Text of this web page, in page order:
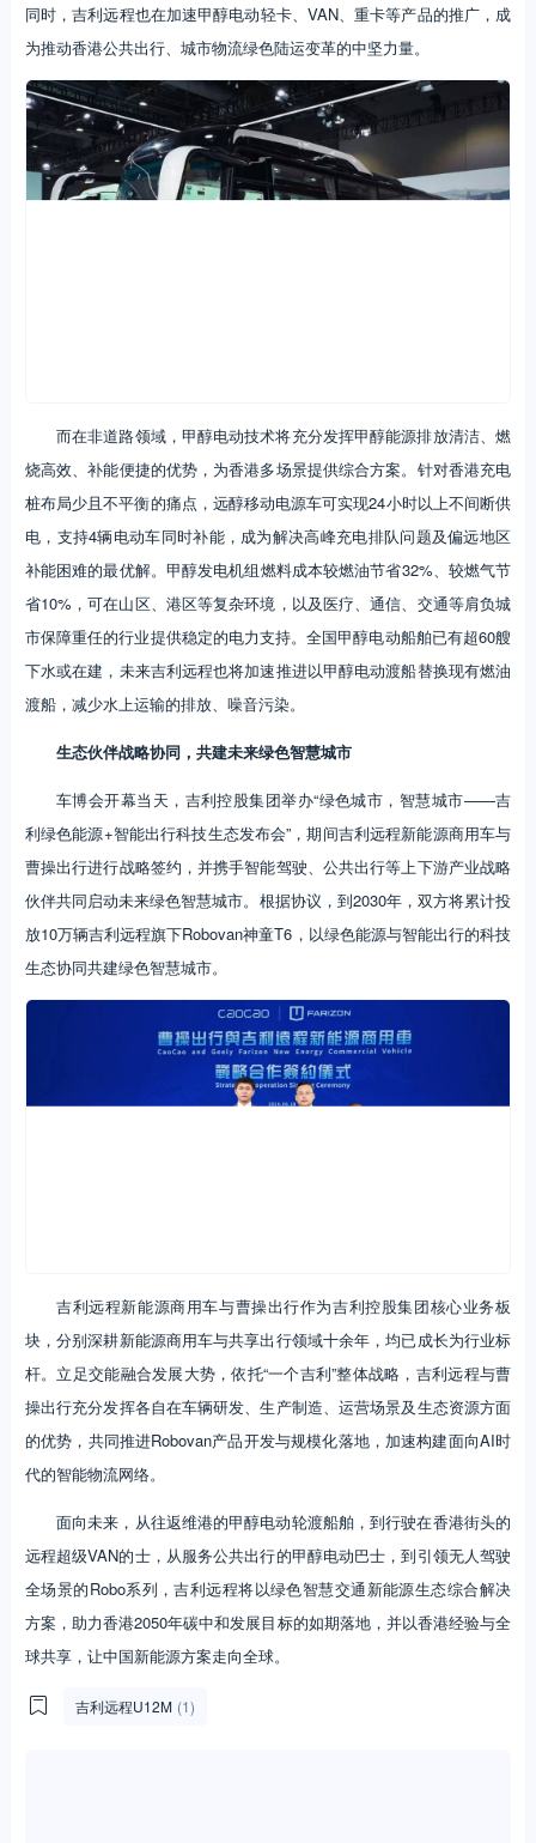
同时，吉利远程也在加速甲醇电动轻卡、VAN、重卡等产品的推广，成
为推动香港公共出行、城市物流绿色陆运变革的中坚力量。
而在非道路领域，甲醇电动技术将充分发挥甲醇能源排放清洁、燃
烧高效、补能便捷的优势，为香港多场景提供综合方案。针对香港充电
桩布局少且不平衡的痛点，远醇移动电源车可实现24小时以上不间断供
电，支持4辆电动车同时补能，成为解决高峰充电排队问题及偏远地区
补能困难的最优解。甲醇发电机组燃料成本较燃油节省32%、较燃气节
省10%，可在山区、港区等复杂环境，以及医疗、通信、交通等肩负城
市保障重任的行业提供稳定的电力支持。全国甲醇电动船舶已有超60艘
下水或在建，未来吉利远程也将加速推进以甲醇电动渡船替换现有燃油
渡船，减少水上运输的排放、噪音污染。
生态伙伴战略协同，共建未来绿色智慧城市
车博会开幕当天，吉利控股集团举办“绿色城市，智慧城市——吉
利绿色能源+智能出行科技生态发布会”，期间吉利远程新能源商用车与
曹操出行进行战略签约，并携手智能驾驶、公共出行等上下游产业战略
伙伴共同启动未来绿色智慧城市。根据协议，到2030年，双方将累计投
放10万辆吉利远程旗下Robovan神童T6，以绿色能源与智能出行的科技
生态协同共建绿色智慧城市。
吉利远程新能源商用车与曹操出行作为吉利控股集团核心业务板
块，分别深耕新能源商用车与共享出行领域十余年，均已成长为行业标
杆。立足交能融合发展大势，依托“一个吉利”整体战略，吉利远程与曹
操出行充分发挥各自在车辆研发、生产制造、运营场景及生态资源方面
的优势，共同推进Robovan产品开发与规模化落地，加速构建面向AI时
代的智能物流网络。
面向未来，从往返维港的甲醇电动轮渡船舶，到行驶在香港街头的
远程超级VAN的士，从服务公共出行的甲醇电动巴士，到引领无人驾驶
全场景的Robo系列，吉利远程将以绿色智慧交通新能源生态综合解决
方案，助力香港2050年碳中和发展目标的如期落地，并以香港经验与全
球共享，让中国新能源方案走向全球。
吉利远程U12M (1)